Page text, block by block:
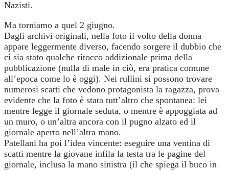
Nazisti.
Ma torniamo a quel 2 giugno.
Dagli archivi originali, nella foto il volto della donna
appare leggermente diverso, facendo sorgere il dubbio che
ci sia stato qualche ritocco addizionale prima della
pubblicazione (nulla di male in ciò, era pratica comune
all’epoca come lo è oggi). Nei rullini si possono trovare
numerosi scatti che vedono protagonista la ragazza, prova
evidente che la foto è stata tutt’altro che spontanea: lei
mentre legge il giornale seduta, o mentre è appoggiata ad
un muro, o un’altra ancora con il pugno alzato ed il
giornale aperto nell’altra mano.
Patellani ha poi l’idea vincente: eseguire una ventina di
scatti mentre la giovane infila la testa tra le pagine del
giornale, inclusa la mano sinistra (il che spiega il buco in